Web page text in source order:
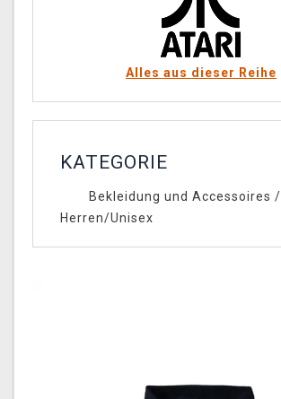
Alles aus dieser Reihe
KATEGORIE
Bekleidung und Accessoires /
Herren/Unisex